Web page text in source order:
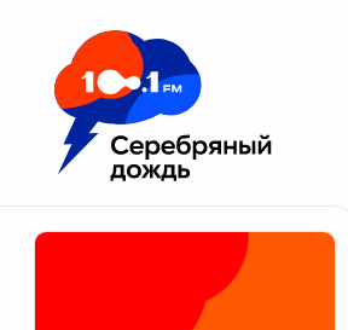
Москва 100.1 FM
Апатиты